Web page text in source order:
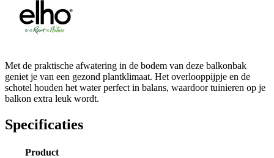
Met de praktische afwatering in de bodem van deze balkonbak
geniet je van een gezond plantklimaat. Het overlooppijpje en de
schotel houden het water perfect in balans, waardoor tuinieren op je
balkon extra leuk wordt.
Specificaties
Product